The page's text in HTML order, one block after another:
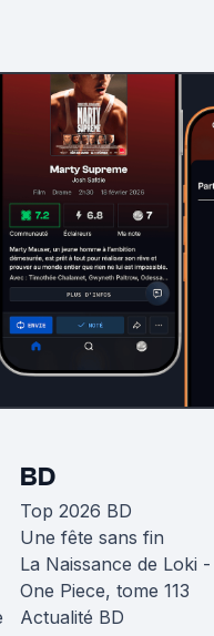
BD
Top 2026 BD
Une fête sans fin
La Naissance de Loki -
One Piece, tome 113
Actualité BD